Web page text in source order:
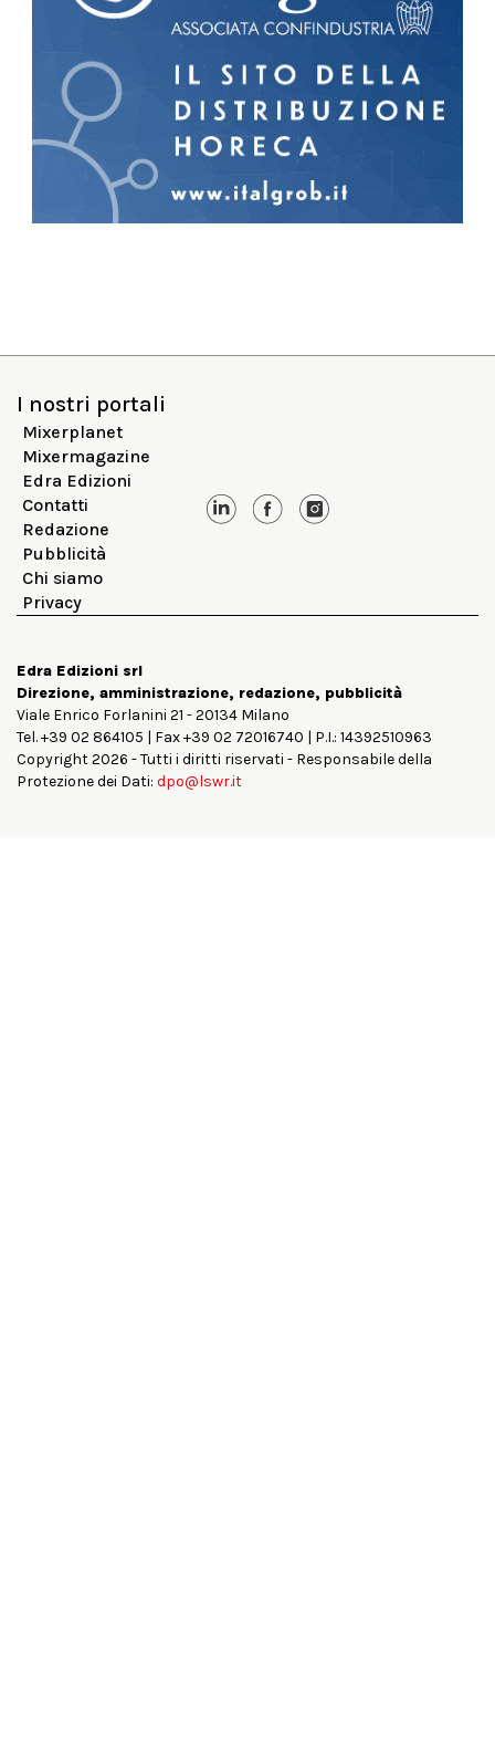
I nostri portali
Mixerplanet
Mixermagazine
Edra Edizioni
Contatti
Redazione
Pubblicità
Chi siamo
Privacy
Edra Edizioni srl
Direzione, amministrazione, redazione, pubblicità
Viale Enrico Forlanini 21 - 20134 Milano
Tel. +39 02 864105 | Fax +39 02 72016740 | P.I.: 14392510963
Copyright 2026 - Tutti i diritti riservati - Responsabile della
Protezione dei Dati: dpo@lswr.it